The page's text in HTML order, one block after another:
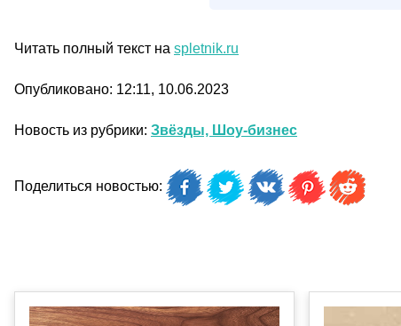
Читать полный текст на spletnik.ru
Опубликовано: 12:11, 10.06.2023
Новость из рубрики: Звёзды, Шоу-бизнес
Поделиться новостью: